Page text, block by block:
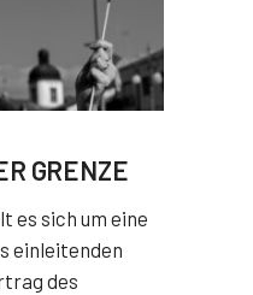
GRENZE
es sich um eine
einleitenden
des